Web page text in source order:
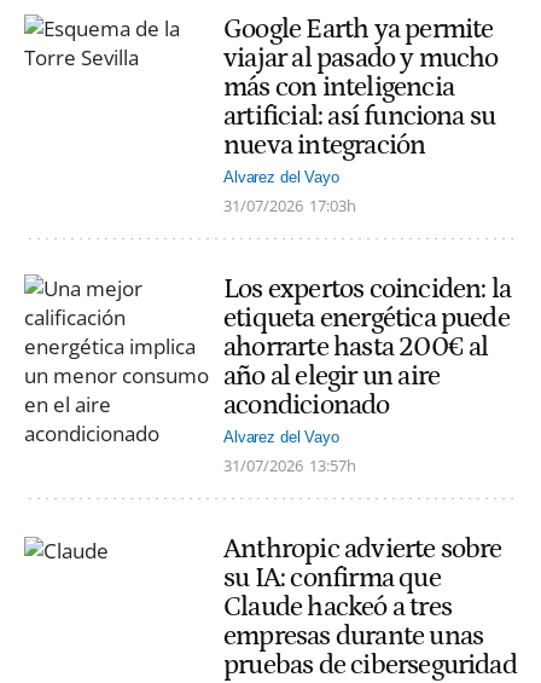
Google Earth ya permite
viajar al pasado y mucho
más con inteligencia
artificial: así funciona su
nueva integración
Alvarez del Vayo
31/07/2026 17:03h
Los expertos coinciden: la
etiqueta energética puede
ahorrarte hasta 200€ al
año al elegir un aire
acondicionado
Alvarez del Vayo
31/07/2026 13:57h
Anthropic advierte sobre
su IA: confirma que
Claude hackeó a tres
empresas durante unas
pruebas de ciberseguridad